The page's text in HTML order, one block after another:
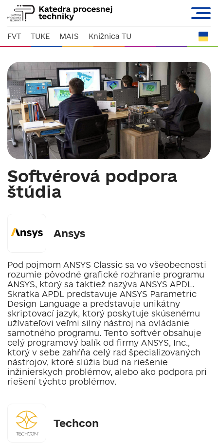
FVT TUKE MAIS Knižnica TU
Softvérová podpora
štúdia
Ansys
Pod pojmom ANSYS Classic sa vo všeobecnosti
rozumie pôvodné grafické rozhranie programu
ANSYS, ktorý sa taktiež nazýva ANSYS APDL.
Skratka APDL predstavuje ANSYS Parametric
Design Language a predstavuje unikátny
skriptovací jazyk, ktorý poskytuje skúsenému
užívateľovi veľmi silný nástroj na ovládanie
samotného programu. Tento softvér obsahuje
celý programový balík od firmy ANSYS, Inc.,
ktorý v sebe zahŕňa celý rad špecializovaných
nástrojov, ktoré slúžia buď na riešenie
inžinierskych problémov, alebo ako podpora pri
riešení týchto problémov.
Techcon